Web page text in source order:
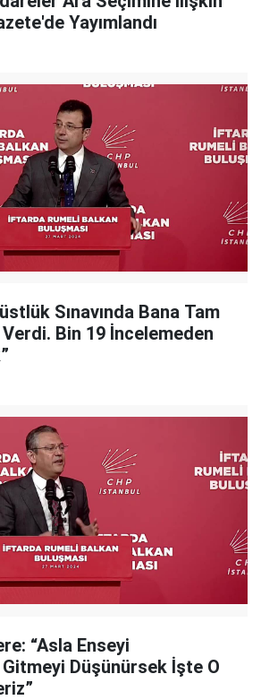
Yayımlandı
Sınavında Bana Tam
Bin 19 İncelemeden
“Asla Enseyi
Düşünürsek İşte O